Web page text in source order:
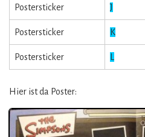
Postersticker J
Postersticker K
Postersticker L
Hier ist da Poster: